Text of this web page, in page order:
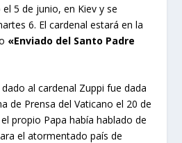
5 de junio, en Kiev y se
6. El cardenal estará en la
«Enviado del Santo Padre
al cardenal Zuppi fue dada
de Prensa del Vaticano el 20 de
propio Papa había hablado de
el atormentado país de